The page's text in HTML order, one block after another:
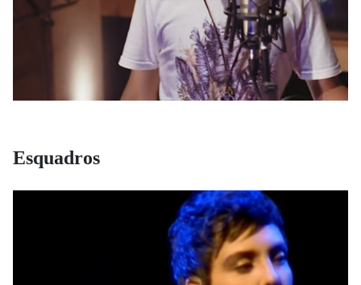
Esquadros